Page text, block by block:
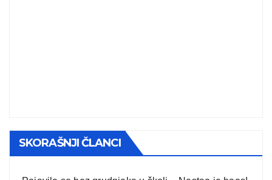
SKORAŠNJI ČLANCI